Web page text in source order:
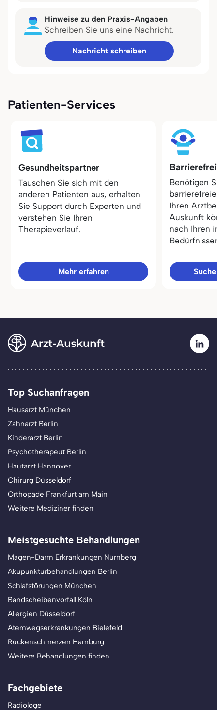
Hinweise zu den Praxis-Angaben
Schreiben Sie uns eine Nachricht.
Nachricht schreiben
Patienten-Services
Gesundheitspartner
Tauschen Sie sich mit den
anderen Patienten aus, erhalten
Sie Support durch Experten und
verstehen Sie Ihren
Therapieverlauf.
Mehr erfahren
Benötigen
Ihren
Auskunft
nach Ihren
Top Suchanfragen
Hausarzt München
Zahnarzt Berlin
Kinderarzt Berlin
Psychotherapeut Berlin
Hautarzt Hannover
Chirurg Düsseldorf
Orthopäde Frankfurt am Main
Weitere Mediziner finden
Meistgesuchte Behandlungen
Magen-Darm Erkrankungen Nürnberg
Akupunkturbehandlungen Berlin
Schlafstörungen München
Bandscheibenvorfall Köln
Allergien Düsseldorf
Atemwegserkrankungen Bielefeld
Rückenschmerzen Hamburg
Weitere Behandlungen finden
Fachgebiete
Radiologe